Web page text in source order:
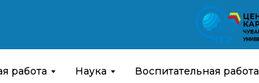
работа Наука Воспитательная работа